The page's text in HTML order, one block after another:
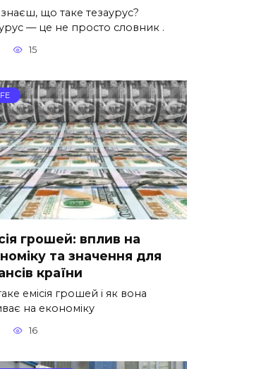
що таке тезаурус?
— це не просто словник .
15
грошей: вплив на
та значення для
країни
емісія грошей і як вона
на економіку
16